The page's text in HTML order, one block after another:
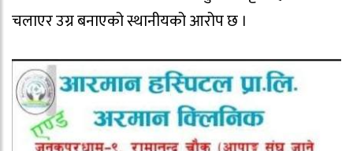
चलाएर उग्र बनाएको स्थानीयको आरोप छ ।